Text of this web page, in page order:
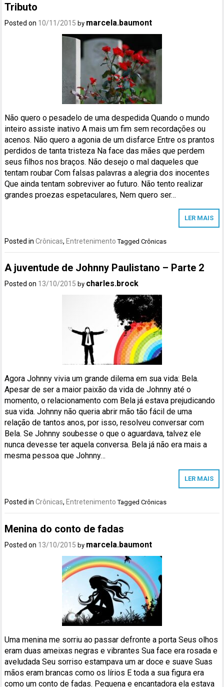
Tributo
Posted on 10/11/2015 by marcela.baumont
Não quero o pesadelo de uma despedida Quando o mundo
inteiro assiste inativo A mais um fim sem recordações ou
acenos. Não quero a agonia de um disfarce Entre os prantos
perdidos de tanta tristeza Na face das mães que perdem
seus filhos nos braços. Não desejo o mal daqueles que
tentam roubar Com falsas palavras a alegria dos inocentes
Que ainda tentam sobreviver ao futuro. Não tento realizar
grandes proezas espetaculares, Nem quero ser…
LER MAIS
Posted inCrônicas, Entretenimento TaggedCrônicas
A juventude de Johnny Paulistano – Parte 2
Posted on 13/10/2015 by charles.brock
Agora Johnny vivia um grande dilema em sua vida: Bela.
Apesar de ser a maior paixão da vida de Johnny até o
momento, o relacionamento com Bela já estava prejudicando
sua vida. Johnny não queria abrir mão tão fácil de uma
relação de tantos anos, por isso, resolveu conversar com
Bela. Se Johnny soubesse o que o aguardava, talvez ele
nunca devesse ter aquela conversa. Bela já não era mais a
mesma pessoa que Johnny…
LER MAIS
Posted inCrônicas, Entretenimento TaggedCrônicas
Menina do conto de fadas
Posted on 13/10/2015 by marcela.baumont
Uma menina me sorriu ao passar defronte a porta Seus olhos
eram duas ameixas negras e vibrantes Sua face era rosada e
aveludada Seu sorriso estampava um ar doce e suave Suas
mãos eram brancas como os lírios E toda a sua figura era
como um conto de fadas. Pequena e encantadora ela estava